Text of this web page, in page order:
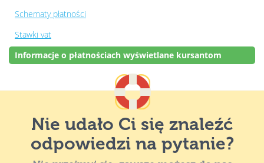
Schematy płatności
Stawki vat
Informacje o płatnościach wyświetlane kursantom
Nie udało Ci się znaleźć
odpowiedzi na pytanie?